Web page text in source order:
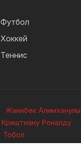
Футбол
Хоккей
Теннис
Жанибек Алимханулы
Криштиану Роналду
Тобол